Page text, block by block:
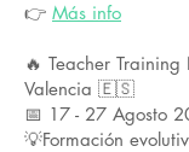
👉 Más info
🔥 Teacher
Valencia 🇪🇸
📅 17 - 27 Agosto
💡Formación